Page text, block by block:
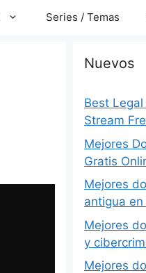
Series / Temas
Nuevos
Best
Stream
Mejores
Gratis
Mejores
antigua
Mejores
y
Mejores